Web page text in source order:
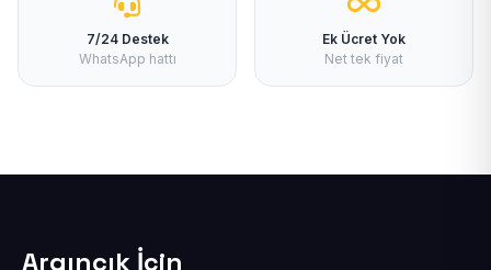
7/24 Destek
WhatsApp hattı
Ek Ücret Yok
Net tek fiyat
Argıncık İçin